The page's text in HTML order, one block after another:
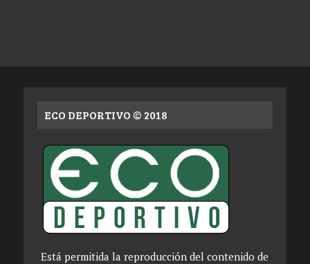
ECO DEPORTIVO © 2018
Está permitida la reproducción del contenido de